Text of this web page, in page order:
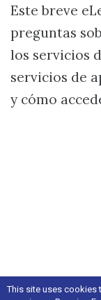
This site uses cookies
Este breve
preguntas
los servicios
servicios de
y cómo